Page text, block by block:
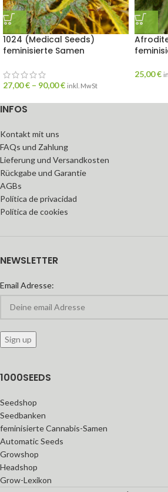
1024 (Medical Seeds)
feminisierte Samen
27,00€ – 90,00€ inkl. MwSt
25,00€
INFOS
Kontakt mit uns
FAQs und Zahlung
Lieferung und Versandkosten
Rückgabe und Garantie
AGBs
Política de privacidad
Política de cookies
NEWSLETTER
Email Adresse:
1000SEEDS
Seedshop
Seedbanken
feminisierte Cannabis-Samen
Automatic Seeds
Growshop
Headshop
Grow-Lexikon